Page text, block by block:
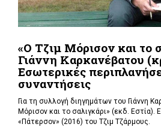
«Ο Τζιμ Μόρισον και το
Γιάννη Καρκανέβατου
Εσωτερικές
συναντήσεις
Για τη συλλογή διηγημάτων του Γιάννη
Μόρισον και το σαλιγκάρι» (εκδ. Εστία).
«Πάτερσον» (2016) του Τζιμ Τζάρμους.